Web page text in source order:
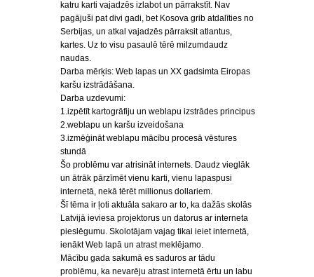
katru karti vajadzēs izlabot un pārrakstīt. Nav
pagājuši pat divi gadi, bet Kosova grib atdalīties no
Serbijas, un atkal vajadzēs pārraksit atlantus,
kartes. Uz to visu pasaulē tērē milzumdaudz
naudas.
Darba mērķis: Web lapas un XX gadsimta Eiropas
karšu izstrādāšana.
Darba uzdevumi:
1.izpētīt kartogrāfiju un weblapu izstrādes principus
2.weblapu un karšu izveidošana
3.izmēģināt weblapu mācību procesā vēstures
stundā
Šo problēmu var atrisināt internets. Daudz vieglāk
un ātrāk pārzīmēt vienu karti, vienu lapaspusi
internetā, nekā tērēt millionus dollariem.
Šī tēma ir ļoti aktuāla sakaro ar to, ka dažās skolās
Latvijā ieviesa projektorus un datorus ar interneta
pieslēgumu. Skolotājam vajag tikai ieiet internetā,
ienākt Web lapā un atrast meklējamo.
Mācību gada sakumā es saduros ar tādu
problēmu, ka nevarēju atrast internetā ērtu un labu